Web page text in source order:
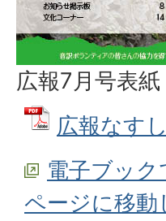
広報7月号表
広報なす
電子ブッ
ページに移動